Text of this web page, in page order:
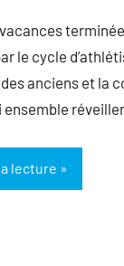
le cycle
anciens et la
ensemble
lecture